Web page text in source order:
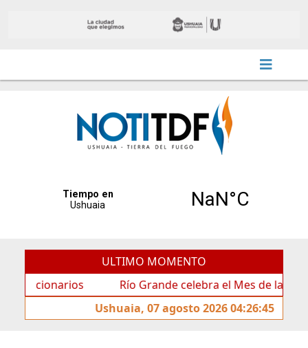
ULTIMO MOMENTO
Río Grande celebra el Mes de las Infancias
Ushuaia, 07 agosto 2026 04:26:45